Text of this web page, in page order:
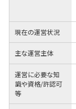
現在の運営状況
主な運営主体
運営に必要な知
識や資格/許認可
等